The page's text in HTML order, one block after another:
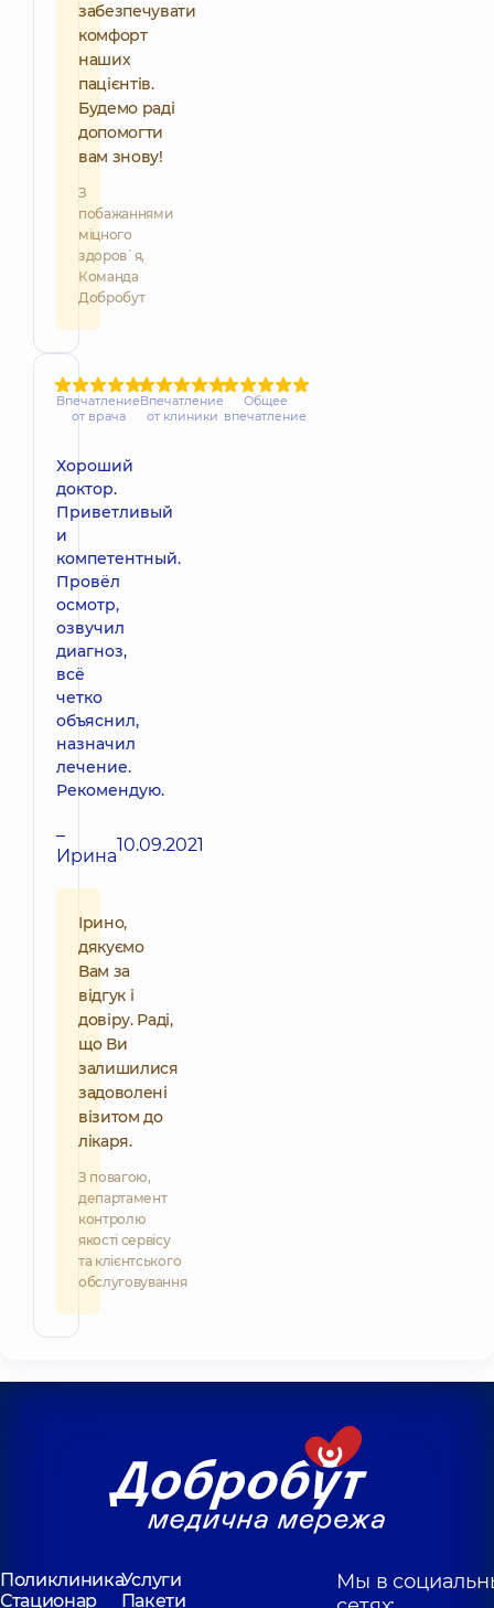
забезпечувати
комфорт
наших
пацієнтів.
Будемо раді
допомогти
вам знову!
З
побажаннями
міцного
здоров`я,
Команда
Добробут
Впечатление
от врача
Впечатление
от клиники
Общее
впечатление
Хороший
доктор.
Приветливый
и
компетентный.
Провёл
осмотр,
озвучил
диагноз,
всё
четко
объяснил,
назначил
лечение.
Рекомендую.
–
Ирина10.09.2021
Ірино,
дякуємо
Вам за
відгук і
довіру. Раді,
що Ви
залишилися
задоволені
візитом до
лікаря.
З повагою,
департамент
контролю
якості сервісу
та клієнтського
обслуговування
ПоликлиникаУслуги
Стационар
Пакети
Мы в